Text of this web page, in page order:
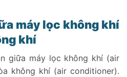
máy lọc không khí
khí
giữa máy lọc không khí (air
không khí (air conditioner).